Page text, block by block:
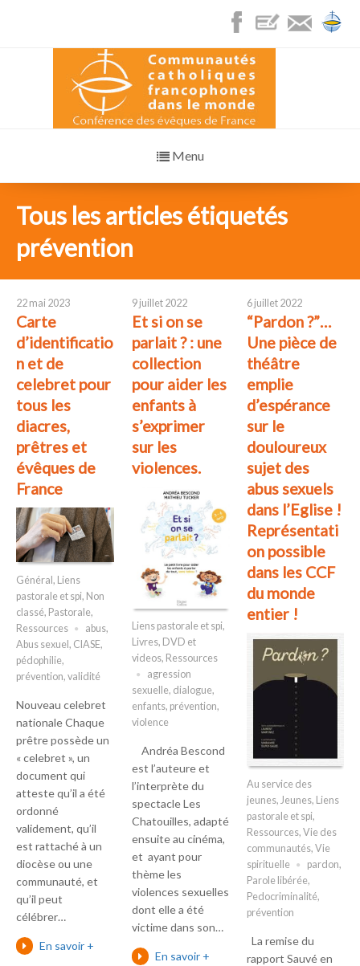
Menu
Tous les articles étiquetés
prévention
22 mai 2023
Carte
d’identificatio
n et de
celebret pour
tous les
diacres,
prêtres et
évêques de
France
Général ,
Liens
pastorale et spi, Non
classé, Pastorale,
Ressources
abus,
Abus sexuel , CIASE,
pédophilie,
prévention, validité
Nouveau celebret
nationale Chaque
prêtre possède un
« celebret », un
document qui
atteste qu’il a été
ordonné
validement, qu’il
est rattaché à un
diocèse ou une
communauté, et
qu’il peut
célébrer…
En savoir +
9 juillet 2022
Et si on se
parlait ? : une
collection
pour aider les
enfants à
s’exprimer
sur les
violences.
Liens pastorale et spi,
Livres, DVD et
videos, Ressources
agression
sexuelle, dialogue,
enfants, prévention,
violence
Andréa Bescond
est l’auteure et
l’interprète du
spectacle Les
Chatouilles, adapté
ensuite au cinéma,
et ayant pour
thème les
violences sexuelles
dont elle a été
victime dans son…
En savoir +
6 juillet 2022
“Pardon ?”…
Une pièce de
théâtre
emplie
d’espérance
sur le
douloureux
sujet des
abus sexuels
dans l’Eglise !
Représentati
on possible
dans les CCF
du monde
entier !
Au service des
jeunes, Jeunes,
Liens
pastorale et spi,
Ressources, Vie des
communautés, Vie
spirituelle
pardon,
Parole libérée,
Pedocriminalité,
prévention
La remise du
rapport Sauvé en